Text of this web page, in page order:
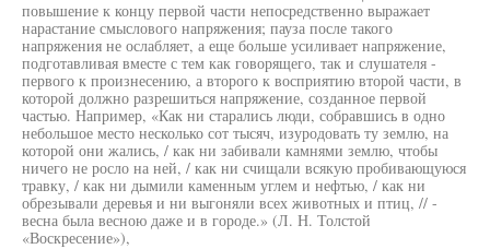
повышение к концу первой части непосредственно выражает
нарастание смыслового напряжения; пауза после такого
напряжения не ослабляет, а еще больше усиливает напряжение,
подготавливая вместе с тем как говорящего, так и слушателя -
первого к произнесению, а второго к восприятию второй части, в
которой должно разрешиться напряжение, созданное первой
частью. Например, «Как ни старались люди, собравшись в одно
небольшое место несколько сот тысяч, изуродовать ту землю, на
которой они жались, / как ни забивали камнями землю, чтобы
ничего не росло на ней, / как ни счищали всякую пробивающуюся
травку, / как ни дымили каменным углем и нефтью, / как ни
обрезывали деревья и ни выгоняли всех животных и птиц, // -
весна была весною даже и в городе.» (Л. Н. Толстой
«Воскресение»),